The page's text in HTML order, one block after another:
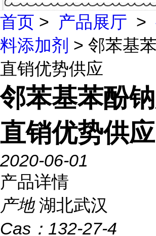
首页 > 产品展厅 >
料添加剂 > 邻苯基
直销优势供应
邻苯基苯酚
直销优势供应
2020-06-01
产品详情
产地 湖北武汉
Cas： 132-27-4